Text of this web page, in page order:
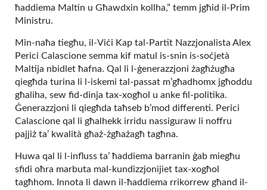
ħaddiema Maltin u Għawdxin kollha,” temm jgħid il-Prim
Ministru.
Min-naħa tiegħu, il-Viċi Kap tal-Partit Nazzjonalista Alex
Perici Calascione semma kif matul is-snin is-soċjetà
Maltija nbidlet ħafna. Qal li l-ġenerazzjoni żagħżugħa
qiegħda turina li l-iskemi tal-passat m’għadhomx jgħoddu
għaliha, sew fid-dinja tax-xogħol u anke fil-politika.
Ġenerazzjoni li qiegħda taħseb b’mod differenti. Perici
Calascione qal li għalhekk irridu nassiguraw li noffru
pajjiż ta’ kwalità għaż-żgħażagħ tagħna.
Huwa qal li l-influss ta’ ħaddiema barranin ġab miegħu
sfidi oħra marbuta mal-kundizzjonijiet tax-xogħol
tagħhom. Innota li dawn il-ħaddiema rrikorrew għand il-